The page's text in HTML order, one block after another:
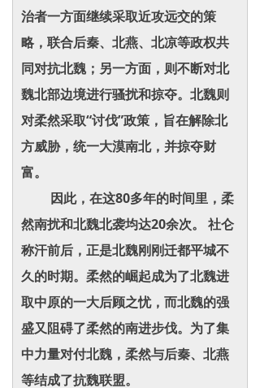
治者一方面继续采取近攻远交的策
略，联合后秦、北燕、北凉等政权共
同对抗北魏；另一方面，则不断对北
魏北部边境进行骚扰和掠夺。北魏则
对柔然采取“讨伐”政策，旨在解除北
方威胁，统一大漠南北，并掠夺财
富。
因此，在这80多年的时间里，柔
然南扰和北魏北袭均达20余次。 社仑
称汗前后，正是北魏刚刚迁都平城不
久的时期。柔然的崛起成为了北魏进
取中原的一大后顾之忧，而北魏的强
盛又阻碍了柔然的南进步伐。为了集
中力量对付北魏，柔然与后秦、北燕
等结成了抗魏联盟。